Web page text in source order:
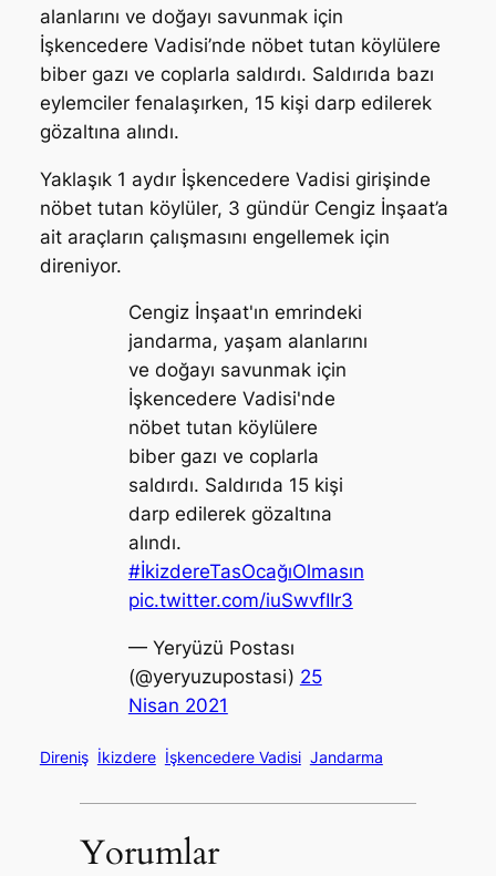
alanlarını ve doğayı savunmak için
İşkencedere Vadisi’nde nöbet tutan köylülere
biber gazı ve coplarla saldırdı. Saldırıda bazı
eylemciler fenalaşırken, 15 kişi darp edilerek
gözaltına alındı.
Yaklaşık 1 aydır İşkencedere Vadisi girişinde
nöbet tutan köylüler, 3 gündür Cengiz İnşaat’a
ait araçların çalışmasını engellemek için
direniyor.
Cengiz İnşaat'ın emrindeki
jandarma, yaşam alanlarını
ve doğayı savunmak için
İşkencedere Vadisi'nde
nöbet tutan köylülere
biber gazı ve coplarla
saldırdı. Saldırıda 15 kişi
darp edilerek gözaltına
alındı.
#İkizdereTasOcağıOlmasın
pic.twitter.com/iuSwvfIIr3
— Yeryüzü Postası
(@yeryuzupostasi) 25
Nisan 2021
Direniş İkizdere İşkencedere Vadisi Jandarma
Yorumlar